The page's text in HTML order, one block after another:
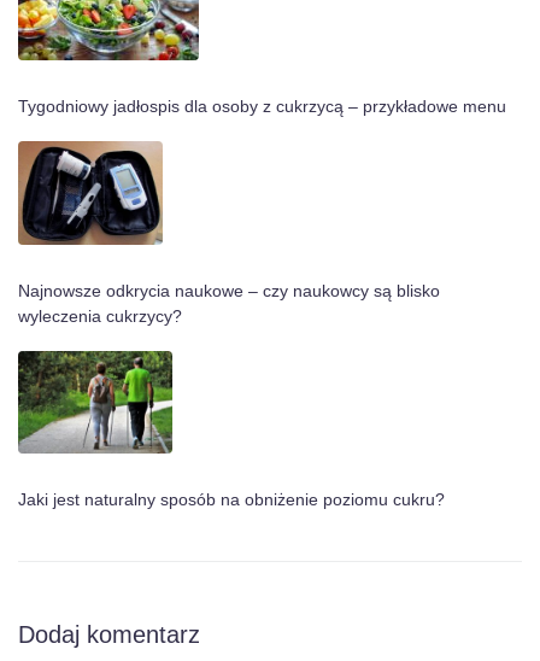
Tygodniowy jadłospis dla osoby z cukrzycą – przykładowe menu
Najnowsze odkrycia naukowe – czy naukowcy są blisko
wyleczenia cukrzycy?
Jaki jest naturalny sposób na obniżenie poziomu cukru?
Dodaj komentarz